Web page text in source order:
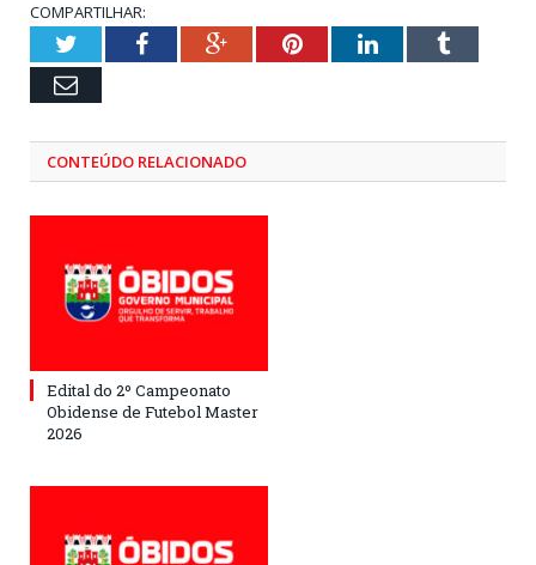
COMPARTILHAR:
TwitterFacebookGoogle+PinterestLinkedInTumblr
Email
CONTEÚDO RELACIONADO
Edital do 2º Campeonato
Obidense de Futebol Master
2026